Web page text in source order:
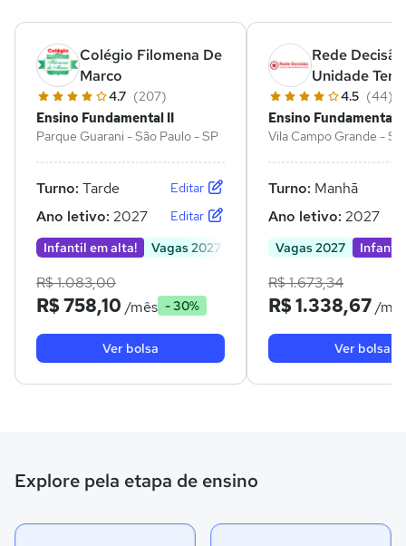
Colégio Filomena De
Marco
4.7 (207)
Ensino Fundamental II
Parque Guarani - São Paulo - SP
Turno: Tarde Editar
Ano letivo: 2027
Editar
Infantil em alta!
Vagas 2027
R$ 1.083,00
R$ 758,10 /mês - 30%
Ver bolsa
Rede
Unidade
4.5 (44)
Ensino Fundamental II
Vila Campo Grande -
Turno: Manhã
Ano letivo: 2027
Vagas 2027
Infantil
R$ 1.673,34
R$ 1.338,67/
Ver bolsa
Explore pela etapa de ensino